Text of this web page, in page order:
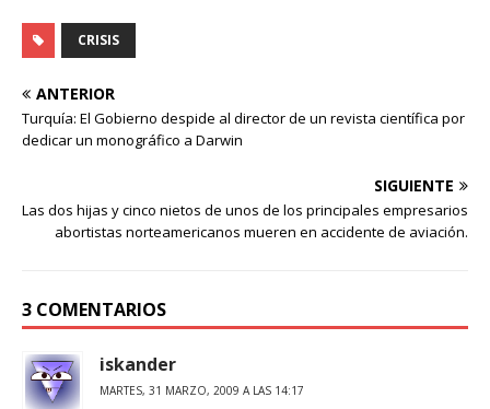
CRISIS
ANTERIOR
Turquía: El Gobierno despide al director de un revista científica por
dedicar un monográfico a Darwin
SIGUIENTE
Las dos hijas y cinco nietos de unos de los principales empresarios
abortistas norteamericanos mueren en accidente de aviación.
3 COMENTARIOS
iskander
MARTES, 31 MARZO, 2009 A LAS 14:17